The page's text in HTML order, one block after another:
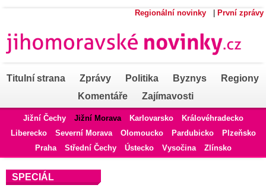
Regionální novinky První zprávy
Titulní strana Zprávy Politika Byznys
Regiony
Komentáře
Zajímavosti
Jižní Čechy Jižní Morava Karlovarsko
Královéhradecko
Liberecko
Severní Morava Olomoucko Pardubicko
Plzeňsko
Praha
Střední Čechy Ústecko Vysočina Zlínsko
SPECIÁL